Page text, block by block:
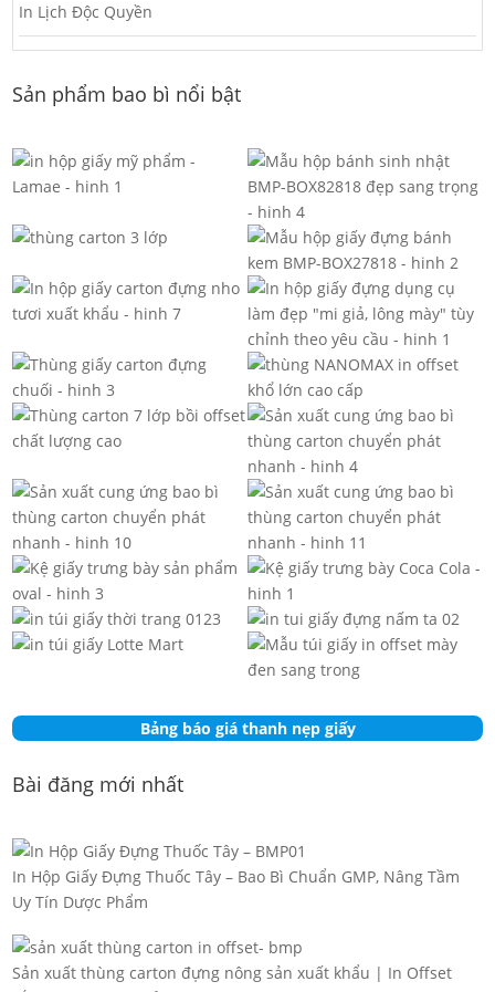
In Lịch Độc Quyền
Sản phẩm bao bì nổi bật
Bảng báo giá thanh nẹp giấy
Bài đăng mới nhất
In Hộp Giấy Đựng Thuốc Tây – Bao Bì Chuẩn GMP, Nâng Tầm
Uy Tín Dược Phẩm
Sản xuất thùng carton đựng nông sản xuất khẩu | In Offset